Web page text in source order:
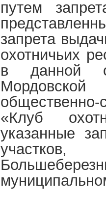
путем
запрета
охотничьих
в данной
общественно-
«Клуб
указанные
участков,